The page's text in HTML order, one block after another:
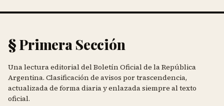
§ Primera Sección
Una lectura editorial del Boletín Oficial de la República
Argentina. Clasificación de avisos por trascendencia,
actualizada de forma diaria y enlazada siempre al texto
oficial.